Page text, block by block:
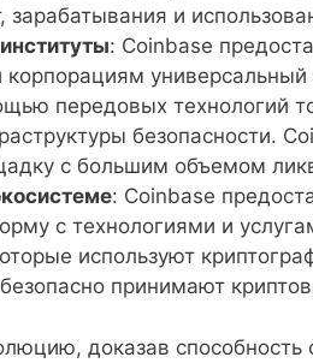
зарабатывания и
: Coinbase
передовых технологий
безопасности.
с большим объемом
: Coinbase
с технологиями и
используют
принимают
доказав